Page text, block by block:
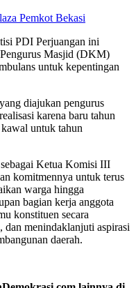
PDI Perjuangan ini
Masjid (DKM)
untuk kepentingan
diajukan pengurus
karena baru tahun
untuk tahun
Ketua Komisi III
komitmennya untuk terus
warga hingga
bagian kerja anggota
konstituen secara
dan menindaklanjuti aspirasi
daerah.